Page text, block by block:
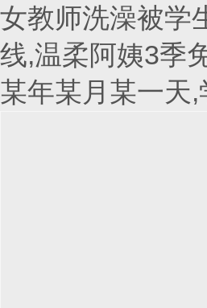
女教师洗澡被学
线,温柔阿姨3季
某年某月某一天